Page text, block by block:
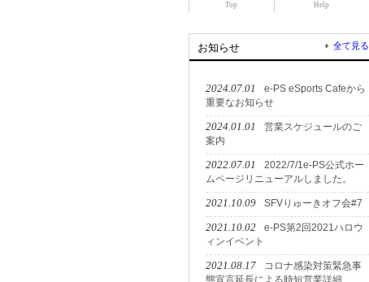
Top Help
お知らせ 全て見る
2024.07.01
e-PS eSports Cafeから
重要なお知らせ
2024.01.01
営業スケジュールのご
案内
2022.07.01
2022/7/1e-PS公式ホー
ムページリニューアルしました。
2021.10.09 SFVりゅーきオフ会#7
2021.10.02
e-PS第2回2021ハロウ
ィンイベント
2021.08.17
コロナ感染対策緊急事
態宣言延長による時短営業詳細